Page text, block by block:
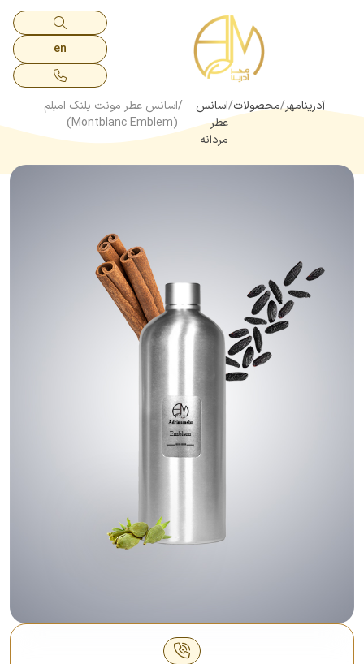
en
آدرینامهر محصولات اسانس
عطر
مردانه
اسانس عطر مونت بلنک امبلم
(Montblanc Emblem)